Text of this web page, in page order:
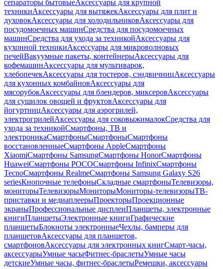
сепараторы бытовыеАксессуары для крупной
техникиАксессуары для вытяжекАксессуары для плит и
духовокАксессуары для холодильниковАксессуары для
посудомоечных машинСредства для посудомоечных
машинСредства для ухода за техникойАксессуары для
кухонной техникиАксессуары для микроволновых
печейВакуумные пакеты, контейнерыАксессуары для
кофемашинАксессуары для мультиварок,
хлебопечекАксессуары для тостеров, сэндвичницАксессуары
для кухонных комбайновАксессуары для
мясорубокАксессуары для блендеров, миксеровАксессуары
для сушилок овощей и фруктовАксессуары для
йогуртницАксессуары для аэрогрилей,
электрогрилейАксессуары для соковыжималокСредства для
ухода за техникойСмартфоны, ТВ и
электроникаСмартфоныСмартфоныСмартфоны
восстановленныеСмартфоны AppleСмартфоны
XiaomiСмартфоны SamsungСмартфоны HonorСмартфоны
HuaweiСмартфоны POCOСмартфоны InfinixСмартфоны
TecnoСмартфоны RealmeСмартфоны Samsung Galaxy S26
seriesКнопочные телефоныСкладные смартфоныТелевизоры,
мониторыТелевизорыМониторыМониторы-телевизорыТВ-
приставки и медиаплеерыПроекторыПроекционные
экраныПрофессиональные дисплеиПланшеты, электронные
книгиПланшетыЭлектронные книгиГрафические
планшетыБлокноты электронныеЧехлы, бамперы для
планшетовАксессуары для планшетов,
смартфоновАксессуары для электронных книгСмарт-часы,
аксессуарыУмные часыФитнес-браслетыУмные часы
детскиеУмные часы, фитнес-браслетыРемешки, аксессуары